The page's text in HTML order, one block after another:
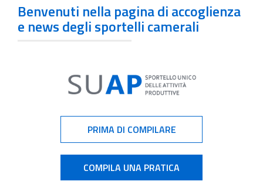
Benvenuti nella pagina di accoglienza
e news degli sportelli camerali
PRIMA DI COMPILARE
COMPILA UNA PRATICA